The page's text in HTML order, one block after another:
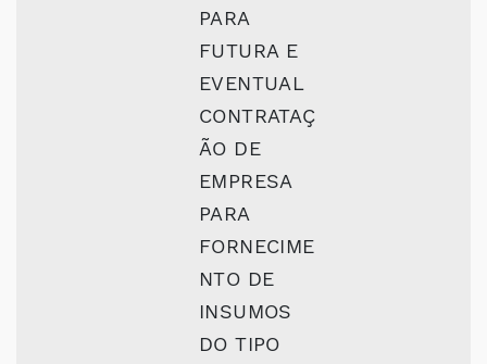
PARA
FUTURA E
EVENTUAL
CONTRATAÇ
ÃO DE
EMPRESA
PARA
FORNECIME
NTO DE
INSUMOS
DO TIPO